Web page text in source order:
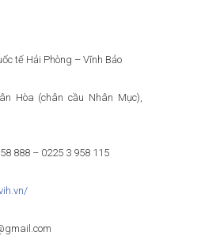
tế Hải Phòng – Vĩnh Bảo
Hòa (chân cầu Nhân Mục),
888 – 0225 3 958 115